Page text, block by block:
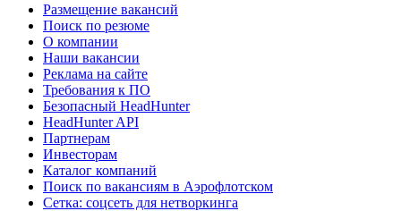
Размещение вакансий
Поиск по резюме
О компании
Наши вакансии
Реклама на сайте
Требования к ПО
Безопасный HeadHunter
HeadHunter API
Партнерам
Инвесторам
Каталог компаний
Поиск по вакансиям в Аэрофлотском
Сетка: соцсеть для нетворкинга